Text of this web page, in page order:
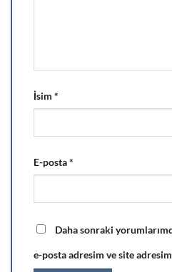
İsim *
E-posta*
Daha sonraki
e-posta adresim ve site